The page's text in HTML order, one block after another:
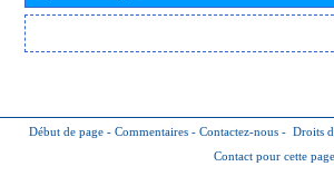
Début de page - Commentaires - Contactez-nous - Droits
Contact pour cette